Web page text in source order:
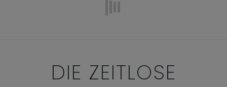
DIE ZEITLOSE